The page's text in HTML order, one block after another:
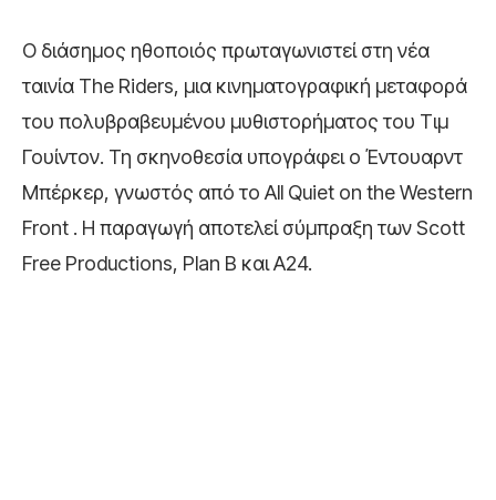
Ο διάσημος ηθοποιός πρωταγωνιστεί στη νέα
ταινία The Riders, μια κινηματογραφική μεταφορά
του πολυβραβευμένου μυθιστορήματος του Τιμ
Γουίντον. Τη σκηνοθεσία υπογράφει ο Έντουαρντ
Μπέρκερ, γνωστός από το All Quiet on the Western
Front . Η παραγωγή αποτελεί σύμπραξη των Scott
Free Productions, Plan B και A24.